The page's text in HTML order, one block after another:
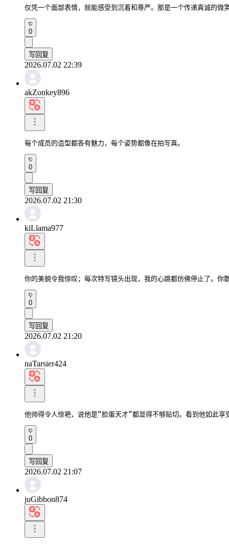
仅凭一个面部表情，就能感受到沉着和尊严。那是一个传递真诚的微
0
写回复
2026.07.02 22:39
akZonkey896
每个成员的造型都各有魅力，每个姿势都像在拍写真。
0
写回复
2026.07.02 21:30
kiLlama977
你的美貌令我惊叹；每次特写镜头出现，我的心跳都仿佛停止了。你
0
写回复
2026.07.02 21:20
naTarsier424
他帅得令人惊艳，说他是“脸蛋天才”都显得不够贴切。看到他如此
0
写回复
2026.07.02 21:07
juGibbon874